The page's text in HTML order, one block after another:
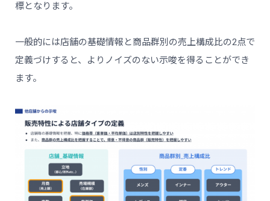
標となります。
一般的には店舗の基礎情報と商品群別の売上構成比の2点で
定義づけすると、よりノイズのない示唆を得ることができ
ます。